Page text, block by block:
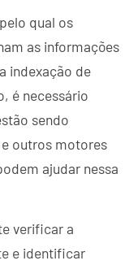
qual os
as informações
indexação de
é necessário
sendo
outros motores
ajudar nessa
verificar a
e identificar